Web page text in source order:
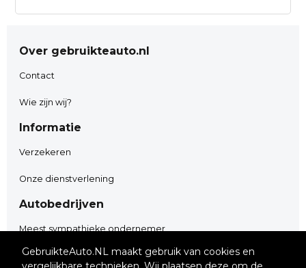
Over gebruikteauto.nl
Contact
Wie zijn wij?
Informatie
Verzekeren
Onze dienstverlening
Autobedrijven
Meest sympathieke ondernemer
Adverteren
GebruikteAuto.NL maakt gebruik van cookies en